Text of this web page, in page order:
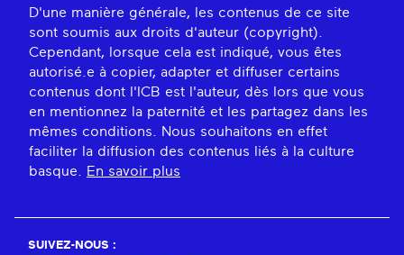
D'une manière générale, les contenus de ce site
sont soumis aux droits d'auteur (copyright).
Cependant, lorsque cela est indiqué, vous êtes
autorisé.e à copier, adapter et diffuser certains
contenus dont l'ICB est l'auteur, dès lors que vous
en mentionnez la paternité et les partagez dans les
mêmes conditions. Nous souhaitons en effet
faciliter la diffusion des contenus liés à la culture
basque.
En savoir plus
SUIVEZ-NOUS :